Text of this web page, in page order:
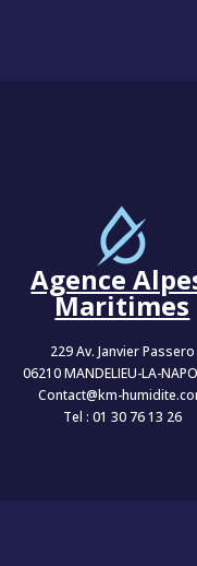
Agence
Maritimes
229 Av. Janvier Passero
06210 MANDELIEU-LA-
Contact@km-
Tel : 01 30 76 13 26